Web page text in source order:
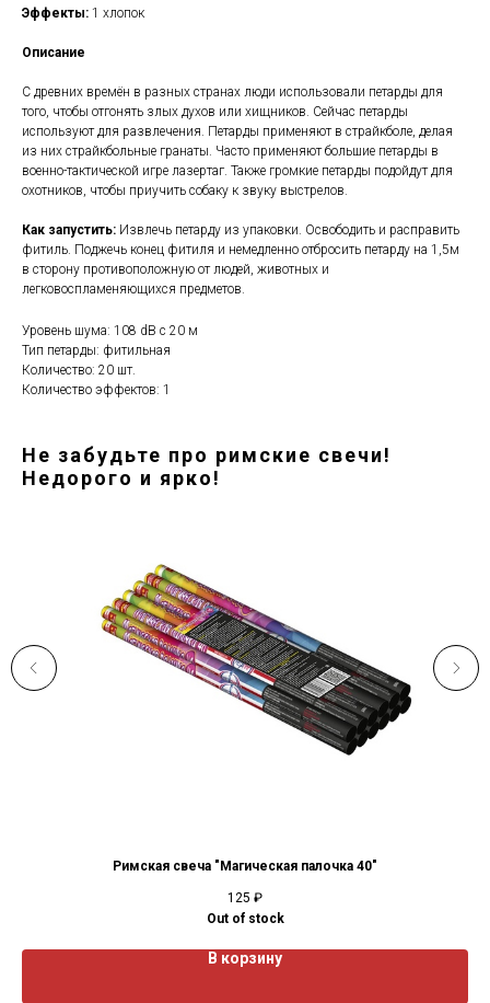
Эффекты: 1 хлопок
Описание
С древних времён в разных странах люди использовали петарды для
того, чтобы отгонять злых духов или хищников. Сейчас петарды
используют для развлечения. Петарды применяют в страйкболе, делая
из них страйкбольные гранаты. Часто применяют большие петарды в
военно-тактической игре лазертаг. Также громкие петарды подойдут для
охотников, чтобы приучить собаку к звуку выстрелов.
Как запустить: Извлечь петарду из упаковки. Освободить и расправить
фитиль. Поджечь конец фитиля и немедленно отбросить петарду на 1,5м
в сторону противоположную от людей, животных и
легковоспламеняющихся предметов.
Уровень шума: 108 dB с 20 м
Тип петарды: фитильная
Количество: 20 шт.
Количество эффектов: 1
Не забудьте про римские свечи!
Недорого и ярко!
Римская свеча "Магическая палочка 40"
125 ₽
Out of stock
В корзину